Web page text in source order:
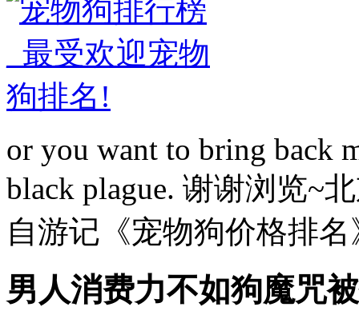
or you want to bring back
black plague. 谢谢浏览~
自游记《宠物狗价格排
男人消费力不如狗魔咒